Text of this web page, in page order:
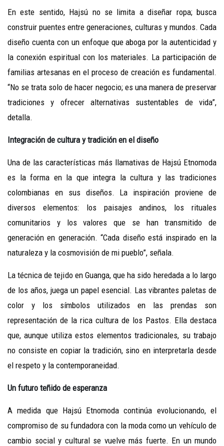
En este sentido, Hajsú no se limita a diseñar ropa; busca
construir puentes entre generaciones, culturas y mundos. Cada
diseño cuenta con un enfoque que aboga por la autenticidad y
la conexión espiritual con los materiales. La participación de
familias artesanas en el proceso de creación es fundamental.
“No se trata solo de hacer negocio; es una manera de preservar
tradiciones y ofrecer alternativas sustentables de vida”,
detalla.
Integración de cultura y tradición en el diseño
Una de las características más llamativas de Hajsú Etnomoda
es la forma en la que integra la cultura y las tradiciones
colombianas en sus diseños. La inspiración proviene de
diversos elementos: los paisajes andinos, los rituales
comunitarios y los valores que se han transmitido de
generación en generación. “Cada diseño está inspirado en la
naturaleza y la cosmovisión de mi pueblo”, señala.
La técnica de tejido en Guanga, que ha sido heredada a lo largo
de los años, juega un papel esencial. Las vibrantes paletas de
color y los símbolos utilizados en las prendas son
representación de la rica cultura de los Pastos. Ella destaca
que, aunque utiliza estos elementos tradicionales, su trabajo
no consiste en copiar la tradición, sino en interpretarla desde
el respeto y la contemporaneidad.
Un futuro teñido de esperanza
A medida que Hajsú Etnomoda continúa evolucionando, el
compromiso de su fundadora con la moda como un vehículo de
cambio social y cultural se vuelve más fuerte. En un mundo